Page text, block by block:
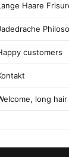
Haare
customers
long